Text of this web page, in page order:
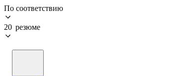
По соответствию
20 резюме